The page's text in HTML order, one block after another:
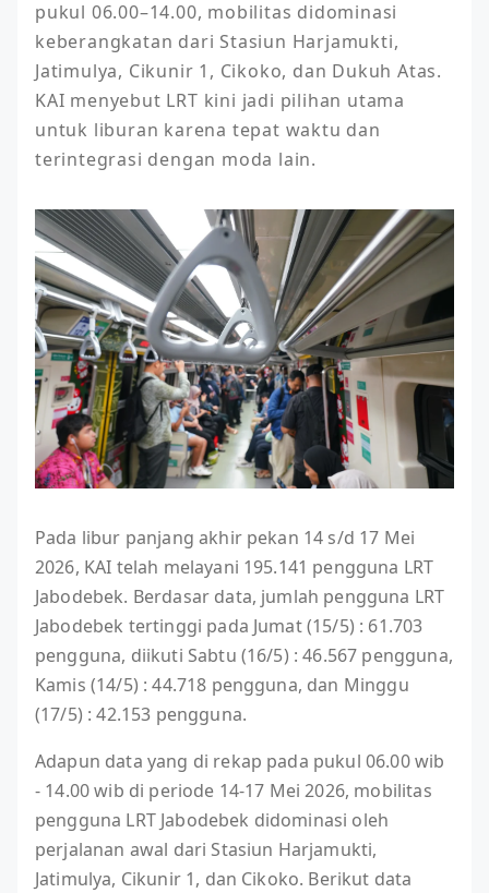
pukul 06.00–14.00, mobilitas didominasi
keberangkatan dari Stasiun Harjamukti,
Jatimulya, Cikunir 1, Cikoko, dan Dukuh Atas.
KAI menyebut LRT kini jadi pilihan utama
untuk liburan karena tepat waktu dan
terintegrasi dengan moda lain.
Pada libur panjang akhir pekan 14 s/d 17 Mei
2026, KAI telah melayani 195.141 pengguna LRT
Jabodebek. Berdasar data, jumlah pengguna LRT
Jabodebek tertinggi pada Jumat (15/5) : 61.703
pengguna, diikuti Sabtu (16/5) : 46.567 pengguna,
Kamis (14/5) : 44.718 pengguna, dan Minggu
(17/5) : 42.153 pengguna.
Adapun data yang di rekap pada pukul 06.00 wib
- 14.00 wib di periode 14-17 Mei 2026, mobilitas
pengguna LRT Jabodebek didominasi oleh
perjalanan awal dari Stasiun Harjamukti,
Jatimulya, Cikunir 1, dan Cikoko. Berikut data